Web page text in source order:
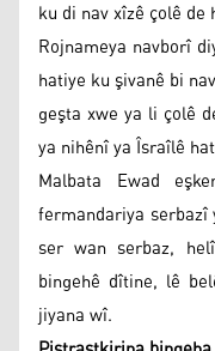
ku di nav xîzê çolê
Rojnameya navborî
hatiye ku şivanê bi
geşta xwe ya li çolê
ya nihênî ya Îsraîlê
Malbata Ewad
fermandariya
ser wan serbaz,
bingehê dîtine, lê
jiyana wî.